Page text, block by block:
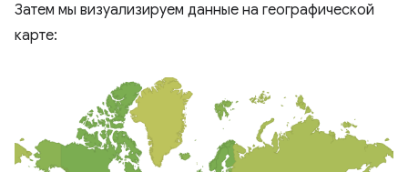
Затем мы визуализируем данные на географической
карте: